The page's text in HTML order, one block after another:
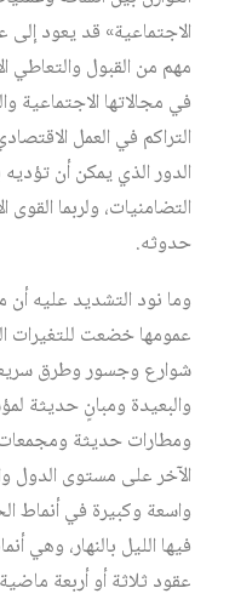
الاجتماعية» قد يعود
مهم من القبول والتعاطي
في مجالاتها الاجتماعية
التراكم في العمل
الدور الذي يمكن أن
التضامنيات، ولربما
حدوثه.
وما نود التشديد عليه
عمومها خضعت للتغيرات
شوارع وجسور وطرق
والبعيدة ومبانٍ حديثة
ومطارات حديثة
الآخر على مستوى الدول
واسعة وكبيرة في أنماط
فيها الليل بالنهار، وهي
عقود ثلاثة أو أربعة